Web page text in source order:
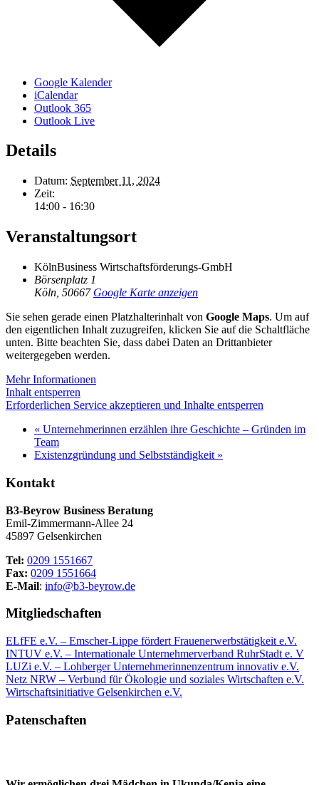
Google Kalender
iCalendar
Outlook 365
Outlook Live
Details
Datum: September 11, 2024
Zeit:
14:00 - 16:30
Veranstaltungsort
KölnBusiness Wirtschaftsförderungs-GmbH
Börsenplatz 1
Köln 50667 Google Karte anzeigen
Sie sehen gerade einen Platzhalterinhalt von Google Maps. Um auf
den eigentlichen Inhalt zuzugreifen, klicken Sie auf die Schaltfläche
unten. Bitte beachten Sie, dass dabei Daten an Drittanbieter
weitergegeben werden.
Mehr Informationen
Inhalt entsperren
Erforderlichen Service akzeptieren und Inhalte entsperren
« Unternehmerinnen erzählen ihre Geschichte – Gründen im
Team
Existenzgründung und Selbstständigkeit »
Kontakt
B3-Beyrow Business Beratung
Emil-Zimmermann-Allee 24
45897 Gelsenkirchen
Tel: 0209 1551667
Fax: 0209 1551664
E-Mail: info@b3-beyrow.de
Mitgliedschaften
ELfFE e.V. – Emscher-Lippe fördert Frauenerwerbstätigkeit e.V.
INTUV e.V. – Internationale Unternehmerverband RuhrStadt e. V
LUZi e.V. – Lohberger Unternehmerinnenzentrum innovativ e.V.
Netz NRW – Verbund für Ökologie und soziales Wirtschaften e.V.
Wirtschaftsinitiative Gelsenkirchen e.V.
Patenschaften